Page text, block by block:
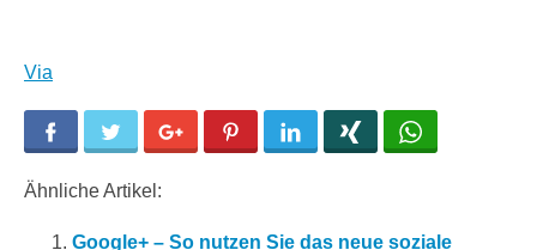
Via
Facebook Twitter Google+ Pinterest LinkedIn
Ähnliche Artikel:
Google+ – So nutzen Sie das neue soziale